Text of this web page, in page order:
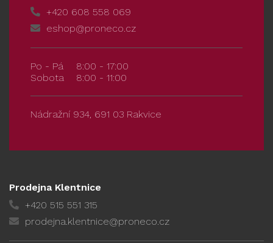
+420 608 558 069
eshop@proneco.cz
Po - Pá
8:00 - 17:00
Sobota
8:00 - 11:00
Nádražní 934, 691 03 Rakvice
Prodejna Klentnice
+420 515 551 315
prodejna.klentnice@proneco.cz